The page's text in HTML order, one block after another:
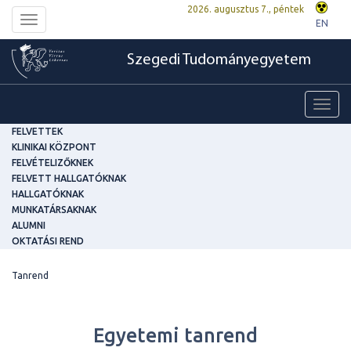
Toggle
navigation
2026. augusztus 7., péntek
EN
Szegedi Tudományegyetem
FELVETTEK
KLINIKAI KÖZPONT
FELVÉTELIZŐKNEK
FELVETT HALLGATÓKNAK
HALLGATÓKNAK
MUNKATÁRSAKNAK
ALUMNI
OKTATÁSI REND
Tanrend
Egyetemi tanrend